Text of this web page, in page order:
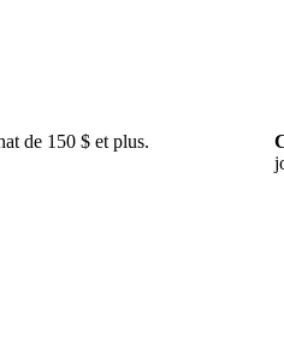
de 150 $ et plus.